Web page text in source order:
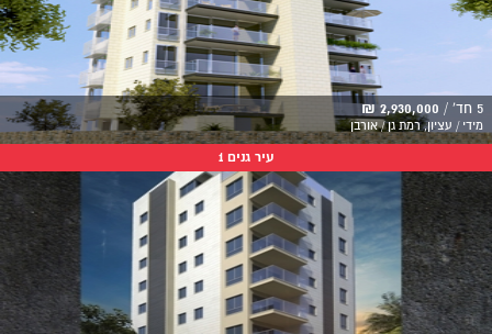
5 חד' / 2,930,000 ₪
מידי / עציון, רמת גן / אורבן
עיר גנים 1